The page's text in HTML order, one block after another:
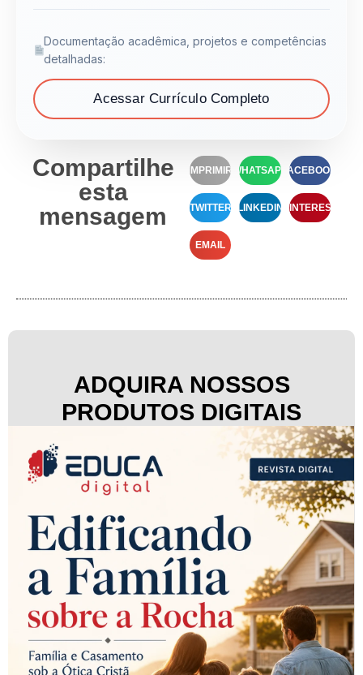
Documentação acadêmica, projetos e competências
detalhadas:
Acessar Currículo Completo
Compartilhe
esta
mensagem
IMPRIMIR WHATSAPP FACEBOOK
TWITTER LINKEDIN PINTEREST
EMAIL
ADQUIRA NOSSOS
PRODUTOS DIGITAIS